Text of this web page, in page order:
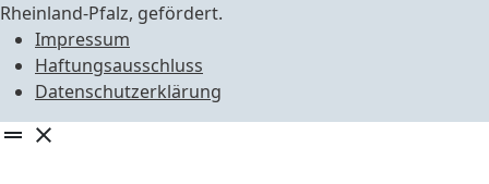
Rheinland-Pfalz, gefördert.
Impressum
Haftungsausschluss
Datenschutzerklärung
drag_handle close